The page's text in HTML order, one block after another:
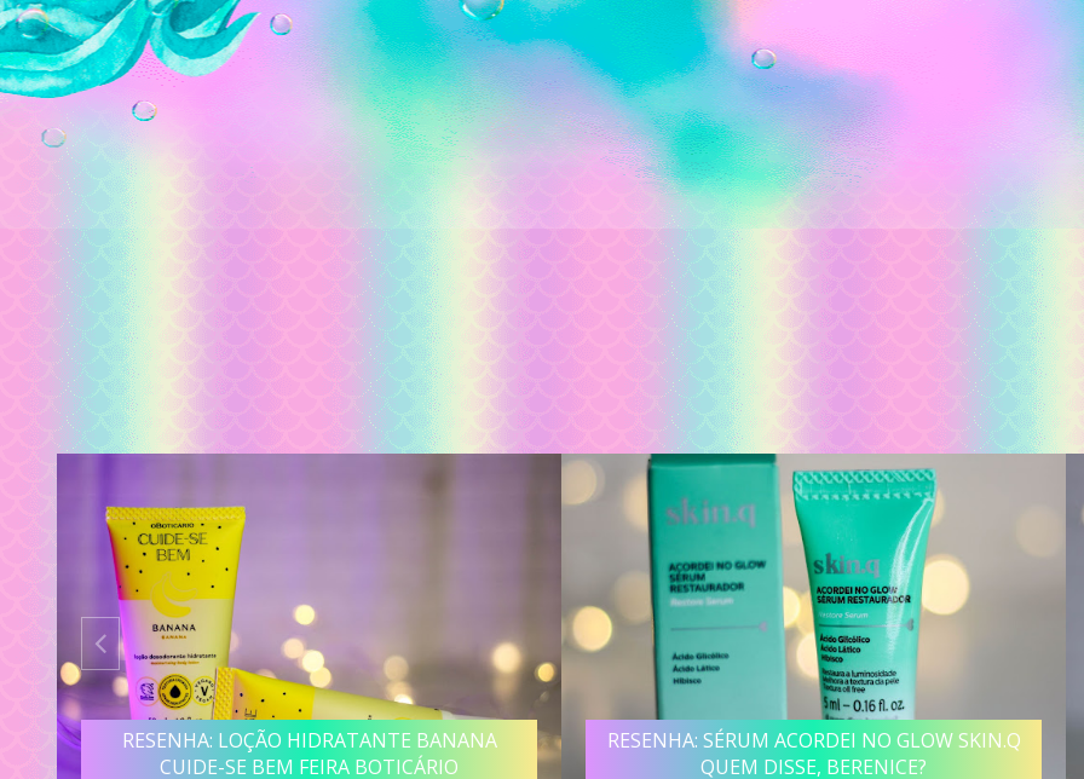
RESENHA: LOÇÃO HIDRATANTE BANANA
CUIDE-SE BEM FEIRA BOTICÁRIO
RESENHA: SÉRUM ACORDEI NO GLOW SKIN.Q
QUEM DISSE, BERENICE?